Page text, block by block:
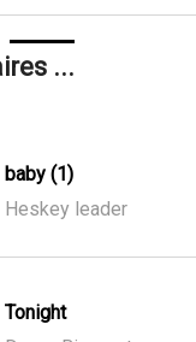
...
baby (1)
Heskey leader
Tonight